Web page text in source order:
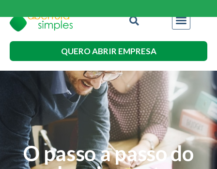
QUERO ABRIR EMPRESA
O passo a passo do